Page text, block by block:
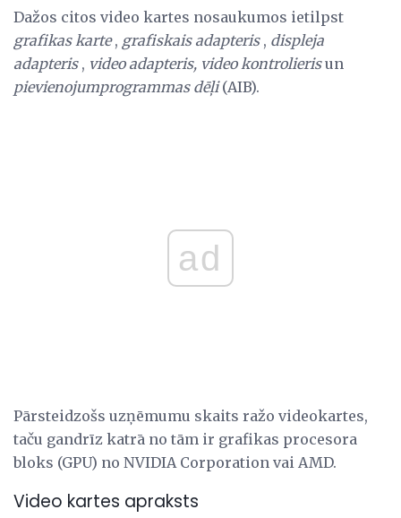
Dažos citos video kartes nosaukumos ietilpst
grafikas karte, grafiskais adapteris, displeja
adapteris, video adapteris, video kontrolierisun
pievienojumprogrammas dēļi(AIB).
ad
Pārsteidzošs uzņēmumu skaits ražo videokartes,
taču gandrīz katrā no tām ir grafikas procesora
bloks (GPU) no NVIDIA Corporation vai AMD.
Video kartes apraksts